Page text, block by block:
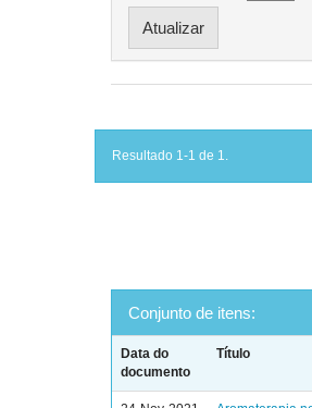
Resultado 1-1 de 1.
Conjunto de itens:
Data do
documento
Título